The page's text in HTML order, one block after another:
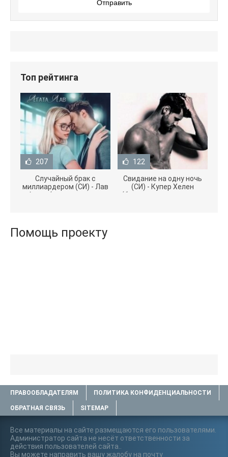
Отправить
Топ рейтинга
207
Случайный брак с
миллиардером (СИ) - Лав
Агата (полная версия
122
Свидание на одну ночь
(СИ) - Купер Хелен
(бесплатные серии книг
Помощь проекту
ПРАВООБЛАДАТЕЛЯМ ПОЛИТИКА КОНФИДЕНЦИАЛЬНОСТИ
ОБРАТНАЯ СВЯЗЬ SITEMAP
Все материалы на сайте размещаются его пользователями.
Администратор сайта не несёт ответственности за
действия пользователей сайта..
Вы можете направить вашу жалобу на почту